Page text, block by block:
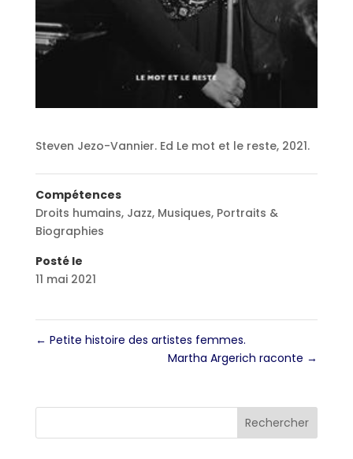
Steven Jezo-Vannier. Ed Le mot et le reste, 2021.
Compétences
Droits humains, Jazz, Musiques, Portraits &
Biographies
Posté le
11 mai 2021
← Petite histoire des artistes femmes.
Martha Argerich raconte →